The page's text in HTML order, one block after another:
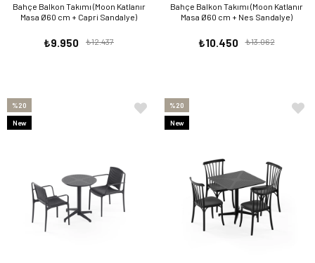
Bahçe Balkon Takımı (Moon Katlanır
Masa Ø60 cm + Capri Sandalye)
₺9.950 ₺12.437
Bahçe Balkon Takımı (Moon Katlanır
Masa Ø60 cm + Nes Sandalye)
₺10.450 ₺13.062
%20
New
%20
New